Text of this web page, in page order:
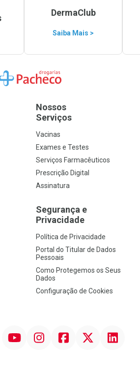
DermaClub
Saiba Mais >
para a Home
Nossos
Serviços
Vacinas
Exames e Testes
Serviços Farmacêuticos
Prescrição Digital
Assinatura
Segurança e
Privacidade
Política de Privacidade
Portal do Titular de Dados
Pessoais
Como Protegemos os Seus
Dados
Configuração de Cookies
InstagramFacebookTwitter Linkedin